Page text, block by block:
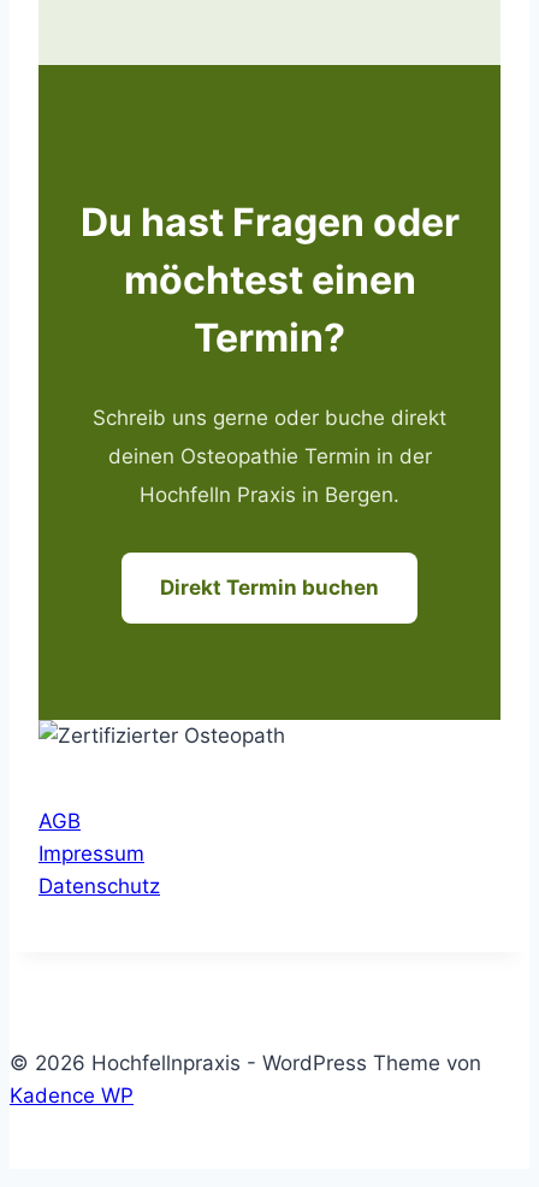
Du hast Fragen oder
möchtest einen
Termin?
Schreib uns gerne oder buche direkt
deinen Osteopathie Termin in der
Hochfelln Praxis in Bergen.
Direkt Termin buchen
AGB
Impressum
Datenschutz
© 2026 Hochfellnpraxis - WordPress Theme von
Kadence WP